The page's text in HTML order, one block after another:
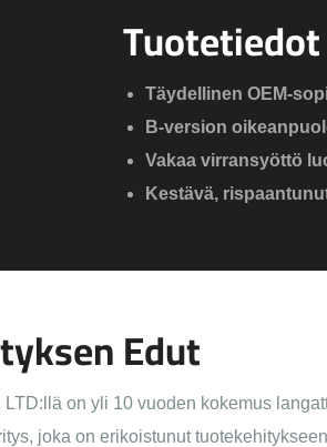
Tuotetiedot
Täydellinen OEM-
B-version
Vakaa virransyöttö
Kestävä,
Edut
on yli 10 vuoden kokemus
joka on erikoistunut